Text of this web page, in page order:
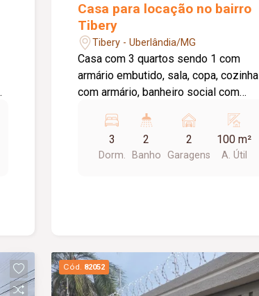
Casa para locação no bairro
Tibery
Tibery - Uberlândia/MG
Casa com 3 quartos sendo 1 com
armário embutido, sala, copa, cozinha
com armário, banheiro social com
serviço coberta, banheiro externo, 2
vagas de garagem presa. Agua inclusa
no aluguel.
3
Dorm.
2
Banho
2
Garagens
100 m²
A. Útil
Cód. 82052